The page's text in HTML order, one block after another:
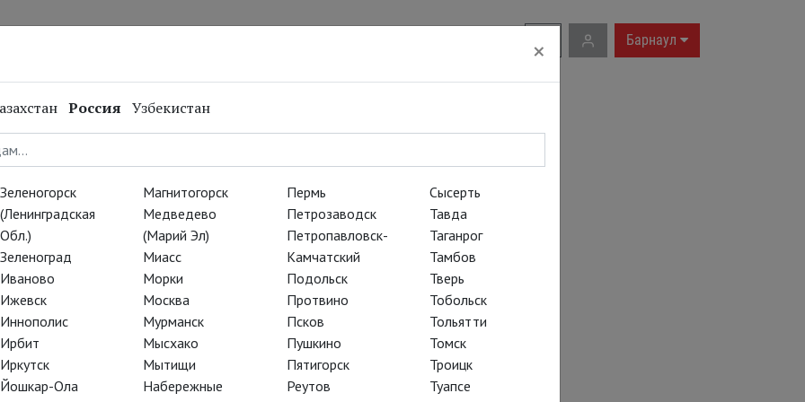
Барнаул
времени», а мы уже готовы
Правда, просто сгораем
потрясающий!
×
Россия Узбекистан
Зеленогорск
(Ленинградская
Обл.)
Зеленоград
Иваново
Ижевск
Иннополис
Ирбит
Иркутск
Йошкар-Ола
Магнитогорск
Медведево
(Марий Эл)
Миасс
Морки
Москва
Мурманск
Мысхако
Мытищи
Набережные
Пермь
Петрозаводск
Петропавловск-
Камчатский
Подольск
Протвино
Псков
Пушкино
Пятигорск
Реутов
Сысерть
Тавда
Таганрог
Тамбов
Тверь
Тобольск
Тольятти
Томск
Троицк
Туапсе